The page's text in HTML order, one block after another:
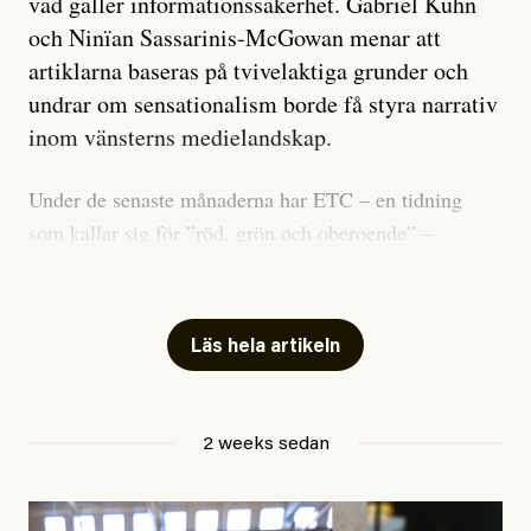
och Ninïan Sassarinis-McGowan menar att
artiklarna baseras på tvivelaktiga grunder och
undrar om sensationalism borde få styra narrativ
inom vänsterns medielandskap.
Under de senaste månaderna har ETC – en tidning
som kallar sig för ”röd, grön och oberoende” –
skriver för? Vad betyder det att vara en ”röd, grön och
oberoende” tidning? Och vad är egentligen bra
Läs hela artikeln
2 weeks sedan